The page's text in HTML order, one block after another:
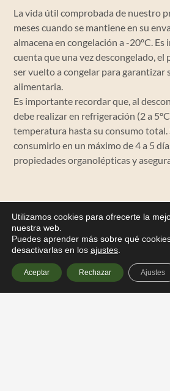
La vida útil comprobada de nuestro
meses cuando se mantiene en su
almacena en congelación a -20ºC.
cuenta que una vez descongelado,
ser vuelto a congelar para garantizar
alimentaria.
Es importante recordar que, al
debe realizar en refrigeración (2 a
temperatura hasta su consumo total.
consumirlo en un máximo de 4 a 5
propiedades organolépticas y
Utilizamos cookies para ofrecerte la
nuestra web.
Puedes aprender más sobre qué
desactivarlas en los ajustes
Aceptar Rechazar Ajustes